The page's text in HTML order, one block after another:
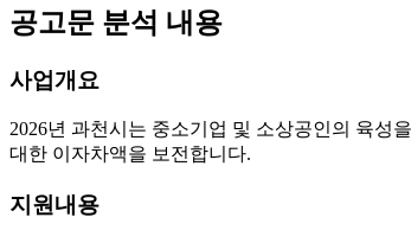
공고문 분석 내용
사업개요
2026년 과천시는 중소기업 및 소상공인의 육성
대한 이자차액을 보전합니다.
지원내용